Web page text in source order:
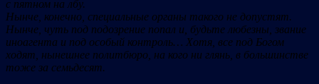
с пятном на лбу.
Нынче, конечно, специальные органы такого не допустят.
Нынче, чуть под подозрение попал и, будьте любезны, звание
иноагента и под особый контроль… Хотя, все под Богом
ходят, нынешнее политбюро, на кого ни глянь, в большинстве
тоже за семьдесят.